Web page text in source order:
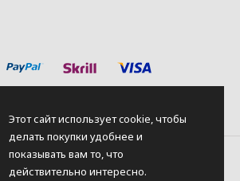
2026
Этот сайт использует cookie, чтобы
делать покупки удобнее и
показывать вам то, что
действительно интересно.